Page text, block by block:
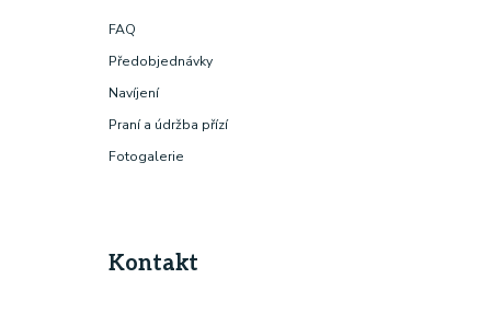
FAQ
Předobjednávky
Navíjení
Praní a údržba přízí
Fotogalerie
Kontakt